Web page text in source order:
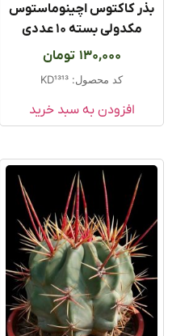
کاکتوس اچینوماستوس
مکدولی بسته ۱۰ عددی
130,000 تومان
کد محصول: KD1313
افزودن به سبد خرید